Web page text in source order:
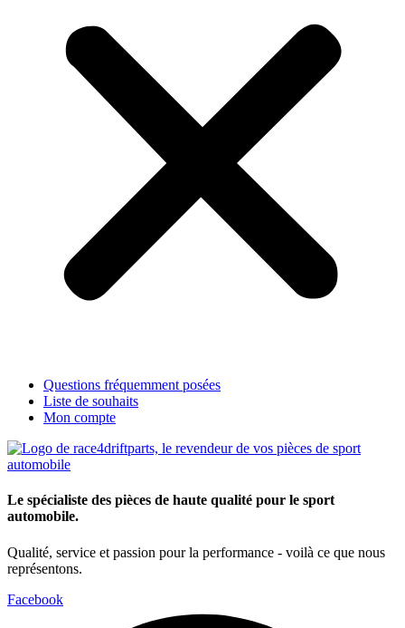
Questions fréquemment posées
Liste de souhaits
Mon compte
Le spécialiste des pièces de haute qualité pour le sport
automobile.
Qualité, service et passion pour la performance - voilà ce que nous
représentons.
Facebook